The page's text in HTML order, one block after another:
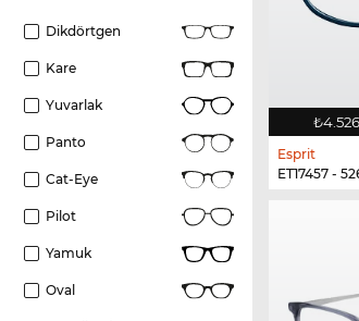
Dikdörtgen
Kare
Yuvarlak
Panto
Cat-Eye
Pilot
Yamuk
Oval
Esprit
ET17457 -